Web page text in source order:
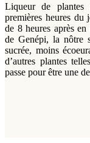
Liqueur de plantes
premières heures du
de 8 heures après
de Genépi, la nôtre
sucrée, moins
d’autres plantes
passe pour être une